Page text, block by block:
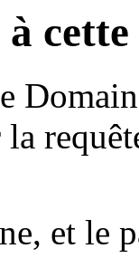
la
et le